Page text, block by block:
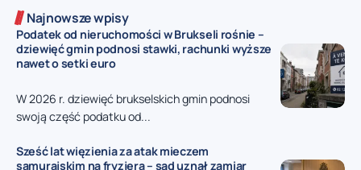
Najnowsze wpisy
Podatek od nieruchomości w Brukseli rośnie –
dziewięć gmin podnosi stawki, rachunki wyższe
nawet o setki euro
W 2026 r. dziewięć brukselskich gmin podnosi
swoją część podatku od...
Sześć lat więzienia za atak mieczem
samurajskim na fryzjera – sąd uznał zamiar